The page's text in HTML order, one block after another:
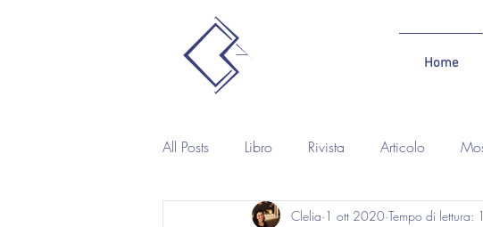
Home
All Posts Libro Rivista Articolo
Clelia 1 ott 2020 Tempo di lettura: